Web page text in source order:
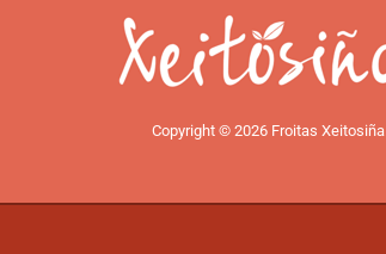
Copyright © 2026 Froitas Xeitosiña